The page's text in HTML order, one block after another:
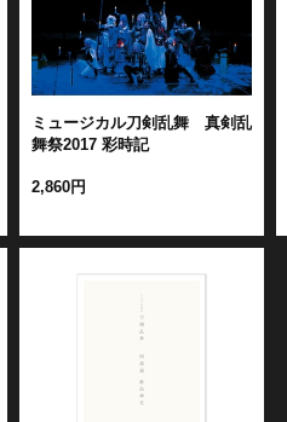
ミュージカル刀剣乱舞 真剣乱
舞祭2017 彩時記
2,860円